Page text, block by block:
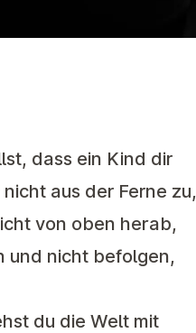
dass ein Kind dir
aus der Ferne zu,
von oben herab,
und nicht befolgen,
du die Welt mit